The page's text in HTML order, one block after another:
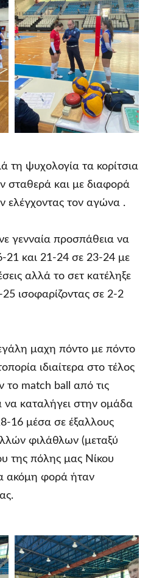
τη ψυχολογία τα κορίτσια
και με διαφορά
ελέγχοντας τον αγώνα .
γενναία προσπάθεια να
21 και 21-24 σε 23-24 με
αλλά το σετ κατέληξε
ισοφαρίζοντας σε 2-2
μαχη πόντο με πόντο
ιδιαίτερα στο τέλος
το match ball από τις
να καταλήγει στην ομάδα
16 μέσα σε έξαλλους
φιλάθλων (μεταξύ
της πόλης μας Νίκου
ακόμη φορά ήταν